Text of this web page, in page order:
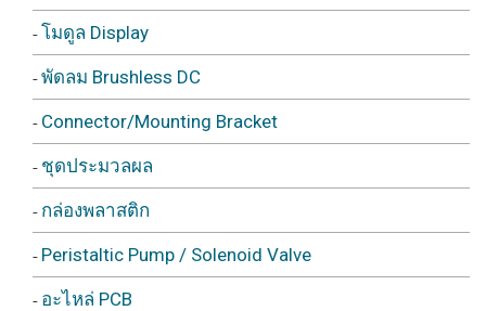
โมดูล Display
พัดลม Brushless DC
Connector/Mounting Bracket
ชุดประมวลผล
กล่องพลาสติก
Peristaltic Pump / Solenoid Valve
อะไหล่ PCB